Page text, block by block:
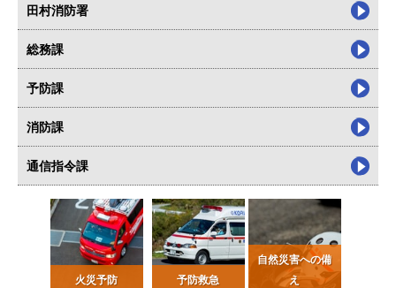
田村消防署
総務課
予防課
消防課
通信指令課
火災予防 予防救急
自然災害への備
え